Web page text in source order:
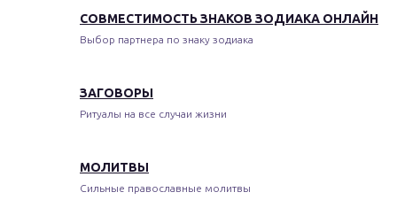
СОВМЕСТИМОСТЬ ЗНАКОВ ЗОДИАКА ОНЛАЙН
Выбор партнера по знаку зодиака
ЗАГОВОРЫ
Ритуалы на все случаи жизни
МОЛИТВЫ
Сильные православные молитвы